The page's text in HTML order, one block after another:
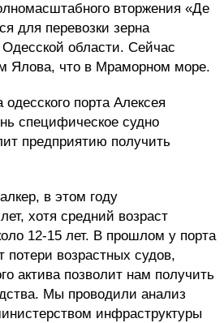
вторжения «Де
для перевозки зерна
области. Сейчас
Ялова, что в Мраморном море.
порта Алексея
специфическое судно
предприятию получить
в этом году
хотя средний возраст
12-15 лет. В прошлом у порта
возрастных судов,
актива позволит нам получить
Мы проводили анализ
инфраструктуры